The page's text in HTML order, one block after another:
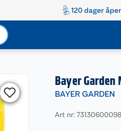
120 dager
Bayer
BAYER GARDEN
Art nr: